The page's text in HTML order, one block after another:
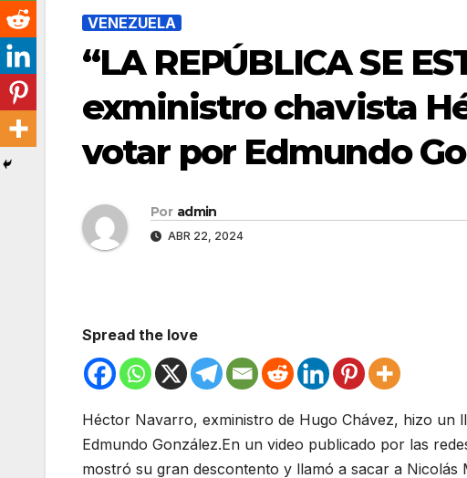
VENEZUELA
“LA REPÚBLICA SE
exministro chavista
votar por Edmundo
Por admin
ABR 22, 2024
Spread the love
Héctor Navarro, exministro de Hugo Chávez, hizo un
Edmundo González.En un video publicado por las
mostró su gran descontento y llamó a sacar a